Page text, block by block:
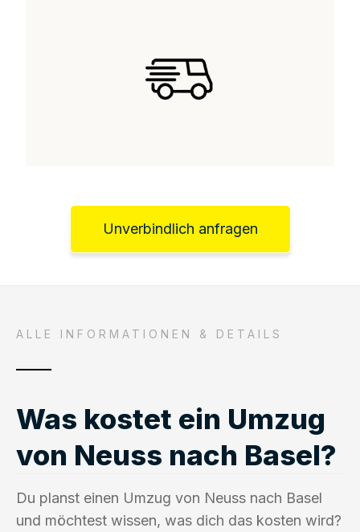
Unverbindlich anfragen
ALLE INFORMATIONEN & DETAILS
Was kostet ein Umzug
von Neuss nach Basel?
Du planst einen Umzug von Neuss nach Basel
und möchtest wissen, was dich das kosten wird?